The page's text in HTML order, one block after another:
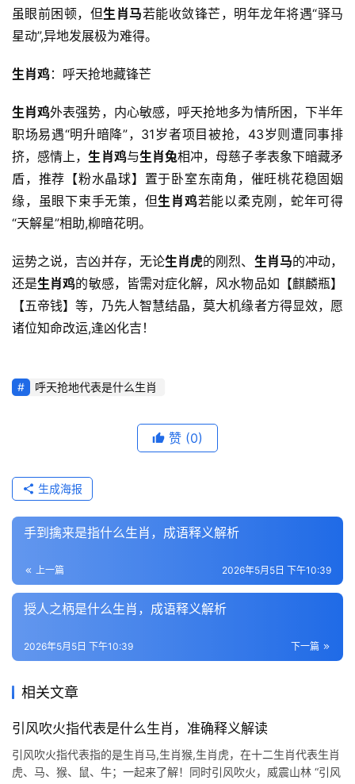
虽眼前困顿，但生肖马若能收敛锋芒，明年龙年将遇“驿马
星动”,异地发展极为难得。
生肖鸡：呼天抢地藏锋芒
生肖鸡外表强势，内心敏感，呼天抢地多为情所困，下半年
职场易遇“明升暗降”，31岁者项目被抢，43岁则遭同事排
挤，感情上，生肖鸡与生肖兔相冲，母慈子孝表象下暗藏矛
盾，推荐【粉水晶球】置于卧室东南角，催旺桃花稳固姻
缘，虽眼下束手无策，但生肖鸡若能以柔克刚，蛇年可得
“天解星”相助,柳暗花明。
运势之说，吉凶并存，无论生肖虎的刚烈、 生肖马的冲动，
还是生肖鸡的敏感，皆需对症化解，风水物品如【麒麟瓶】
【五帝钱】等，乃先人智慧结晶，莫大机缘者方得显效，愿
诸位知命改运,逢凶化吉！
呼天抢地代表是什么生肖
赞 (0)
生成海报
手到擒来是指什么生肖，成语释义解析
上一篇 2026年5月5日 下午10:39
授人之柄是什么生肖，成语释义解析
下一篇
2026年5月5日 下午10:39
相关文章
引风吹火指代表是什么生肖，准确释义解读
引风吹火指代表指的是生肖马,生肖猴,生肖虎，在十二生肖代表生肖
虎、马、猴、鼠、牛；一起来了解！同时引风吹火，威震山林 “引风